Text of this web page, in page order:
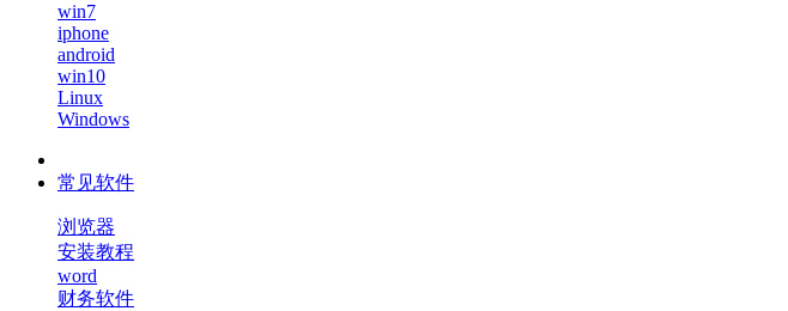
win7
iphone
android
win10
Linux
Windows
常见软件
浏览器
安装教程
word
财务软件